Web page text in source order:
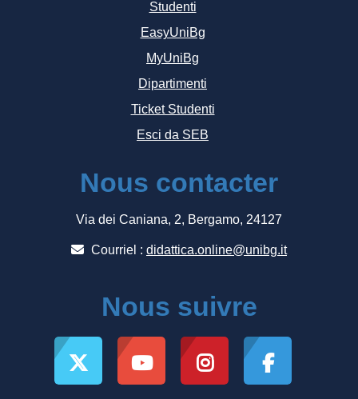
Studenti
EasyUniBg
MyUniBg
Dipartimenti
Ticket Studenti
Esci da SEB
Nous contacter
Via dei Caniana, 2, Bergamo, 24127
Courriel : didattica.online@unibg.it
Nous suivre